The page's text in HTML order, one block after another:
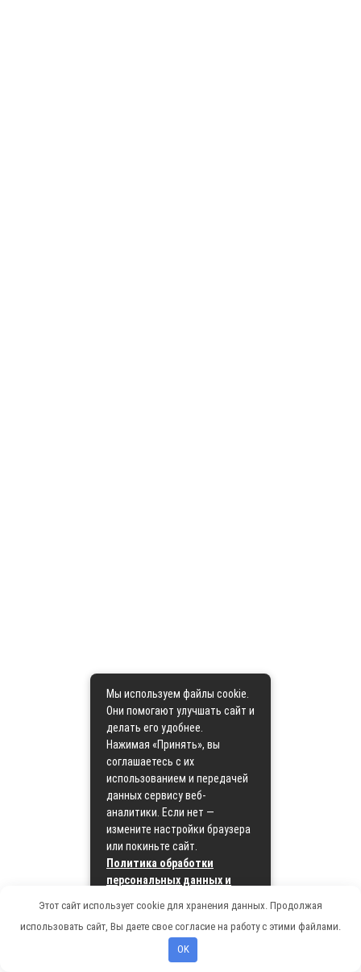
Мы используем файлы cookie.
Они помогают улучшать сайт и
делать его удобнее.
Нажимая «Принять», вы
соглашаетесь с их
использованием и передачей
данных сервису веб-
аналитики. Если нет —
измените настройки браузера
или покиньте сайт.
Политика обработки
персональных данных и
Принять
Этот сайт использует cookie для хранения данных. Продолжая
использовать сайт, Вы даете свое согласие на работу с этими файлами.
OK